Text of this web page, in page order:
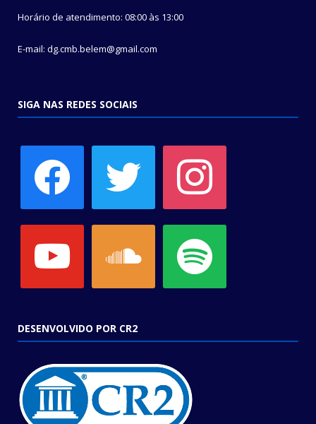
Horário de atendimento: 08:00 às 13:00
E-mail: dg.cmb.belem@gmail.com
SIGA NAS REDES SOCIAIS
DESENVOLVIDO POR CR2